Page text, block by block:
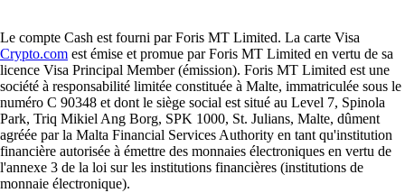
Le compte Cash est fourni par Foris MT Limited. La carte Visa
Crypto.com est émise et promue par Foris MT Limited en vertu de sa
licence Visa Principal Member (émission). Foris MT Limited est une
société à responsabilité limitée constituée à Malte, immatriculée sous le
numéro C 90348 et dont le siège social est situé au Level 7, Spinola
Park, Triq Mikiel Ang Borg, SPK 1000, St. Julians, Malte, dûment
agréée par la Malta Financial Services Authority en tant qu'institution
financière autorisée à émettre des monnaies électroniques en vertu de
l'annexe 3 de la loi sur les institutions financières (institutions de
monnaie électronique).